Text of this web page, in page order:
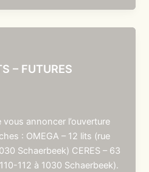
– FUTURES
annoncer l’ouverture
: OMEGA – 12 lits (rue
Schaerbeek) CERES – 63
112 à 1030 Schaerbeek).